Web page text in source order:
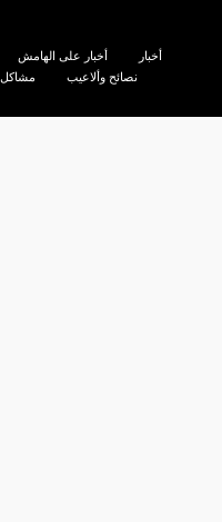
أخبار أخبار على الهامش
نصائح وألاعيب